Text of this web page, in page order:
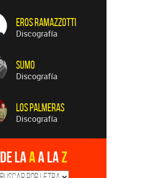
Eros Ramazzotti
Discografía
Sumo
Discografía
Los Palmeras
Discografía
De laAa laZ